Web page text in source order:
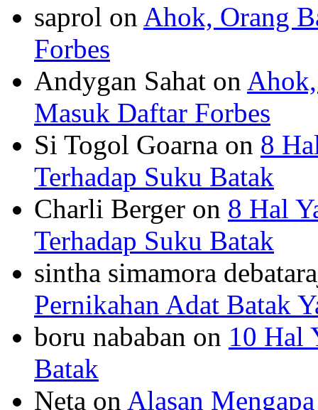
saprol on Ahok, Orang
Forbes
Andygan Sahat on
Masuk Daftar Forbes
Si Togol Goarna on 8
Terhadap Suku Batak
Charli Berger on 8 Hal
Terhadap Suku Batak
sintha simamora
Pernikahan Adat Batak
boru nababan on 10 Hal
Batak
Neta on Alasan